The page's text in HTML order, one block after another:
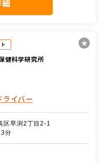
健科学研究所
ライバー
区早渕2丁目2-1
分